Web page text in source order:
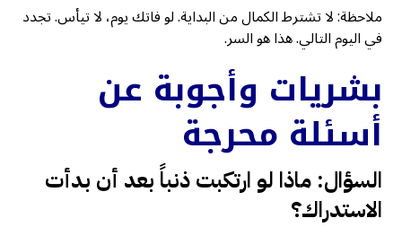
ملاحظة: لا تشترط الكمال من البداية. لو فاتك يوم، لا تيأس. تجدد
في اليوم التالي. هذا هو السر.
بشريات وأجوبة عن
أسئلة محرجة
السؤال: ماذا لو ارتكبت ذنباً بعد أن بدأت
الاستدراك؟